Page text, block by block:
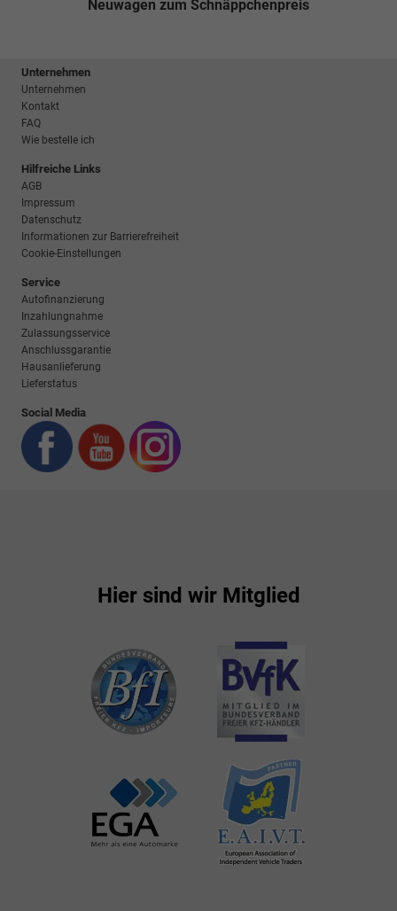
Neuwagen zum Schnäppchenpreis
Unternehmen
Unternehmen
Kontakt
FAQ
Wie bestelle ich
Hilfreiche Links
AGB
Impressum
Datenschutz
Informationen zur Barrierefreiheit
Cookie-Einstellungen
Service
Autofinanzierung
Inzahlungnahme
Zulassungsservice
Anschlussgarantie
Hausanlieferung
Lieferstatus
Social Media
Hier sind wir Mitglied